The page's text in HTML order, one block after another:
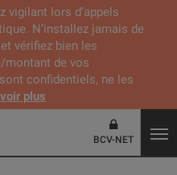
vigilant lors d’appels
N’installez jamais de
vérifiez bien les
montant de vos
confidentiels, ne les
plus
BCV-NET